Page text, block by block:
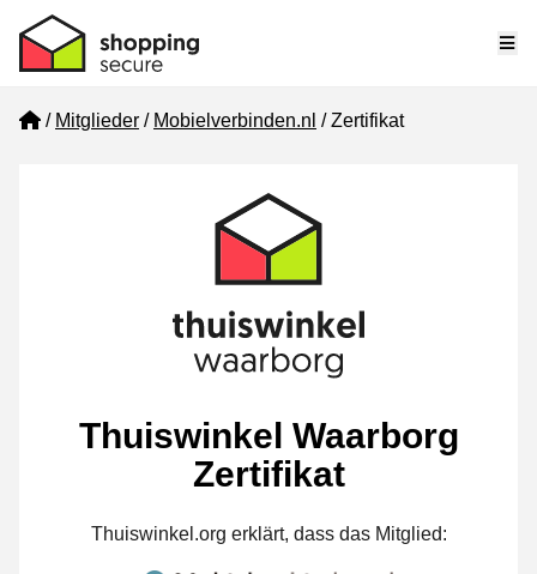
Home
Mitglieder Mobielverbinden.nl Zertifikat
Thuiswinkel Waarborg
Zertifikat
Thuiswinkel.org erklärt, dass das Mitglied: